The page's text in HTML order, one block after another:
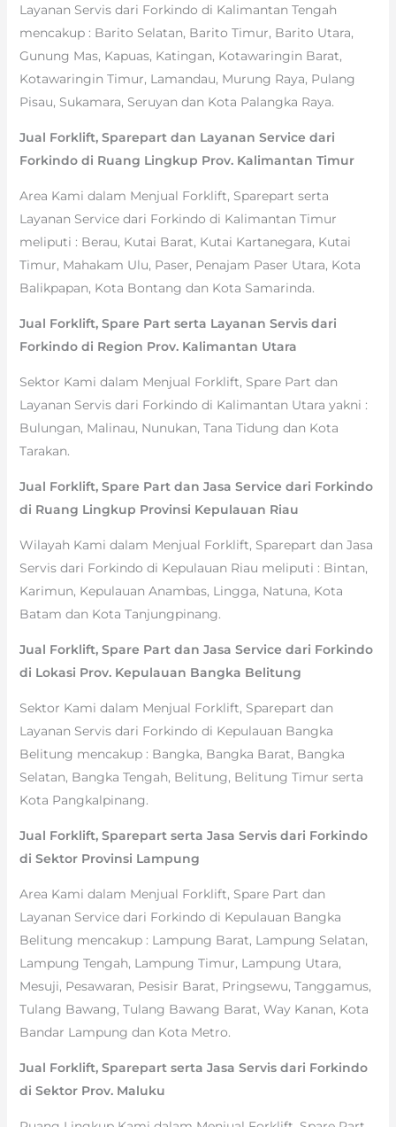
Layanan Servis dari Forkindo di Kalimantan Tengah
mencakup : Barito Selatan, Barito Timur, Barito Utara,
Gunung Mas, Kapuas, Katingan, Kotawaringin Barat,
Kotawaringin Timur, Lamandau, Murung Raya, Pulang
Pisau, Sukamara, Seruyan dan Kota Palangka Raya.
Jual Forklift, Sparepart dan Layanan Service dari
Forkindo di Ruang Lingkup Prov. Kalimantan Timur
Area Kami dalam Menjual Forklift, Sparepart serta
Layanan Service dari Forkindo di Kalimantan Timur
meliputi : Berau, Kutai Barat, Kutai Kartanegara, Kutai
Timur, Mahakam Ulu, Paser, Penajam Paser Utara, Kota
Balikpapan, Kota Bontang dan Kota Samarinda.
Jual Forklift, Spare Part serta Layanan Servis dari
Forkindo di Region Prov. Kalimantan Utara
Sektor Kami dalam Menjual Forklift, Spare Part dan
Layanan Servis dari Forkindo di Kalimantan Utara yakni :
Bulungan, Malinau, Nunukan, Tana Tidung dan Kota
Tarakan.
Jual Forklift, Spare Part dan Jasa Service dari Forkindo
di Ruang Lingkup Provinsi Kepulauan Riau
Wilayah Kami dalam Menjual Forklift, Sparepart dan Jasa
Servis dari Forkindo di Kepulauan Riau meliputi : Bintan,
Karimun, Kepulauan Anambas, Lingga, Natuna, Kota
Batam dan Kota Tanjungpinang.
Jual Forklift, Spare Part dan Jasa Service dari Forkindo
di Lokasi Prov. Kepulauan Bangka Belitung
Sektor Kami dalam Menjual Forklift, Sparepart dan
Layanan Servis dari Forkindo di Kepulauan Bangka
Belitung mencakup : Bangka, Bangka Barat, Bangka
Selatan, Bangka Tengah, Belitung, Belitung Timur serta
Kota Pangkalpinang.
Jual Forklift, Sparepart serta Jasa Servis dari Forkindo
di Sektor Provinsi Lampung
Area Kami dalam Menjual Forklift, Spare Part dan
Layanan Service dari Forkindo di Kepulauan Bangka
Belitung mencakup : Lampung Barat, Lampung Selatan,
Lampung Tengah, Lampung Timur, Lampung Utara,
Mesuji, Pesawaran, Pesisir Barat, Pringsewu, Tanggamus,
Tulang Bawang, Tulang Bawang Barat, Way Kanan, Kota
Bandar Lampung dan Kota Metro.
Jual Forklift, Sparepart serta Jasa Servis dari Forkindo
di Sektor Prov. Maluku